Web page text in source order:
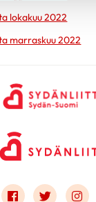
lokakuu 2022
marraskuu 2022
Link toLink to